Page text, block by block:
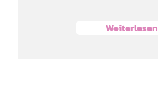
Weiterlesen